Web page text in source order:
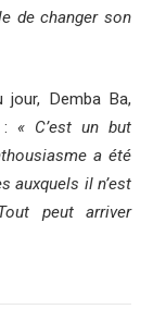
de changer son
Demba Ba,
« C’est un but
a été
auxquels il n’est
peut arriver